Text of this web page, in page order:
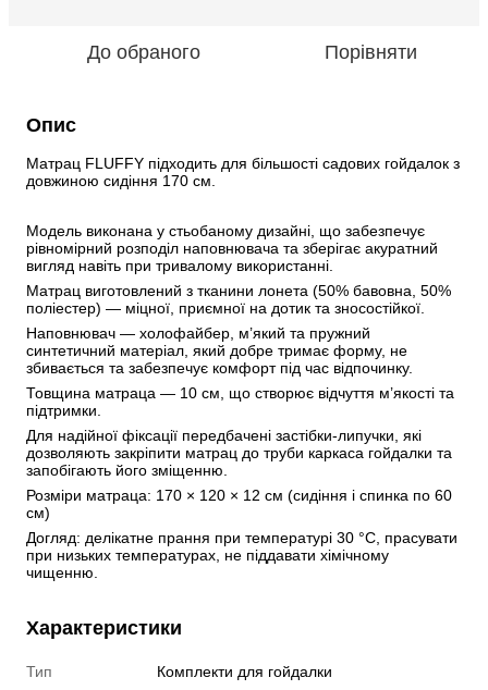
До обраного Порівняти
Опис
Матрац FLUFFY підходить для більшості садових гойдалок з
довжиною сидіння 170 см.
Модель виконана у стьобаному дизайні, що забезпечує
рівномірний розподіл наповнювача та зберігає акуратний
вигляд навіть при тривалому використанні.
Матрац виготовлений з тканини лонета (50% бавовна, 50%
поліестер) — міцної, приємної на дотик та зносостійкої.
Наповнювач — холофайбер, м’який та пружний
синтетичний матеріал, який добре тримає форму, не
збивається та забезпечує комфорт під час відпочинку.
Товщина матраца — 10 см, що створює відчуття м’якості та
підтримки.
Для надійної фіксації передбачені застібки-липучки, які
дозволяють закріпити матрац до труби каркаса гойдалки та
запобігають його зміщенню.
Розміри матраца: 170 × 120 × 12 см (сидіння і спинка по 60
см)
Догляд: делікатне прання при температурі 30 °С, прасувати
при низьких температурах, не піддавати хімічному
чищенню.
Характеристики
Тип
Комплекти для гойдалки